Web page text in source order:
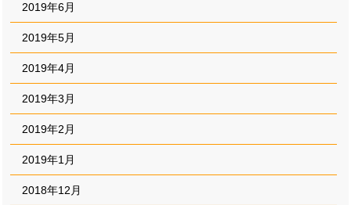
2019年6月
2019年5月
2019年4月
2019年3月
2019年2月
2019年1月
2018年12月